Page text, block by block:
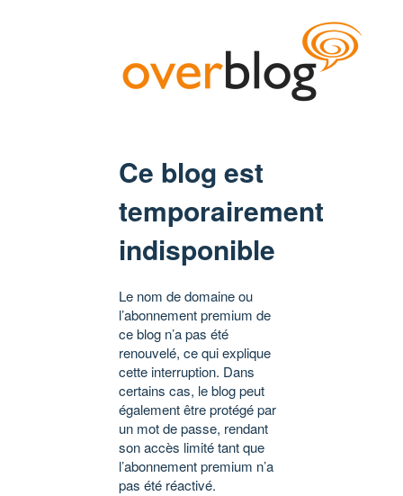
Ce blog est
temporairement
indisponible
Le nom de domaine ou
l’abonnement premium de
ce blog n’a pas été
renouvelé, ce qui explique
cette interruption. Dans
certains cas, le blog peut
également être protégé par
un mot de passe, rendant
son accès limité tant que
l’abonnement premium n’a
pas été réactivé.